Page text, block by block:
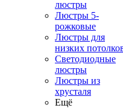
люстры
Люстры 5-
рожковые
Люстры для
низких
Cветодиодные
люстры
Люстры из
хрусталя
Ещё